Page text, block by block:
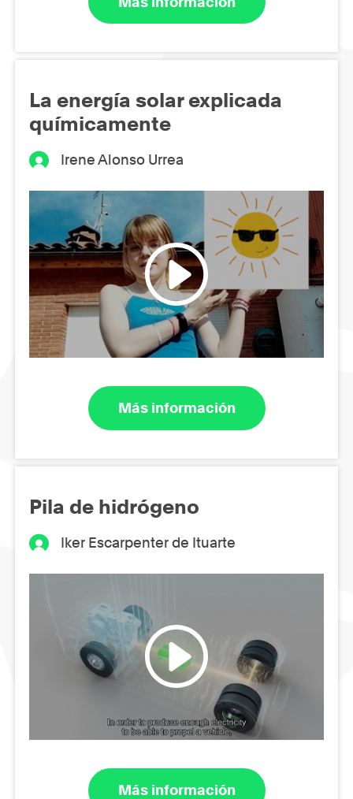
La energía solar explicada
químicamente
Irene Alonso Urrea
Más información
Pila de hidrógeno
Iker Escarpenter de Ituarte
Más información